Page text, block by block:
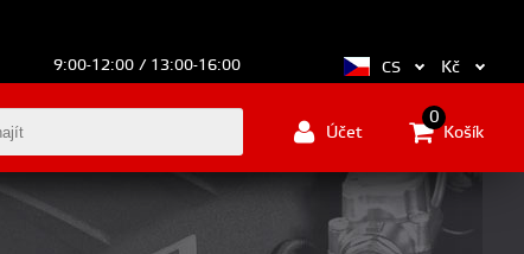
9:00-12:00 / 13:00-16:00 CS Kč
Účet Košík
0